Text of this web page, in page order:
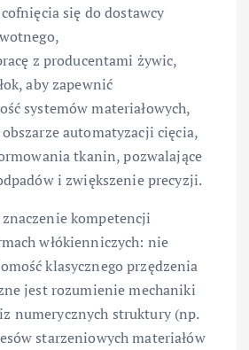
się do dostawcy
z producentami żywic,
aby zapewnić
systemów materiałowych,
automatyzacji cięcia,
tkanin, pozwalające
i zwiększenie precyzji.
kompetencji
włókienniczych: nie
klasycznego przędzenia
jest rozumienie mechaniki
numerycznych struktury (np.
starzeniowych materiałów